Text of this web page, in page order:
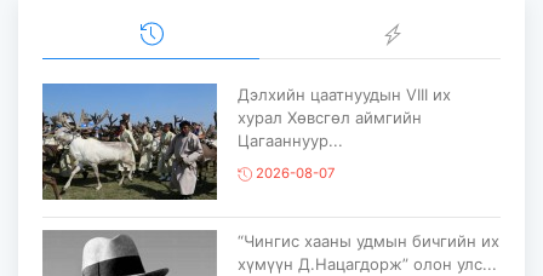
Дэлхийн цаатнуудын VIII их
хурал Хөвсгөл аймгийн
Цагааннуур...
2026-08-07
“Чингис хааны удмын бичгийн их
хүмүүн Д.Нацагдорж” олон улс...